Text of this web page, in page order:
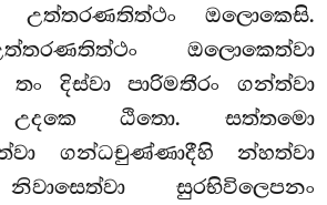
උත්තරණතිත්ථං ඔලොකෙසි.
ඔලොකෙත්වා
දිස්වා පාරිමතීරං ගන්ත්වා
උදකෙ ඨිතො. සත්තමො
ගන්ධචුණ්ණාදීහි න්හත්වා
සුරභිවිලෙපනං